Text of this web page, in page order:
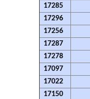
17285
17296
17256
17287
17278
17097
17022
17150